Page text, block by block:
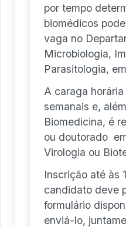
por tempo
biomédicos
vaga no
Microbiologia,
Parasitologia,
A caraga
semanais e,
Biomedicina, é
ou doutorado
Virologia ou
Inscrição até às
candidato deve
formulário
enviá-lo,